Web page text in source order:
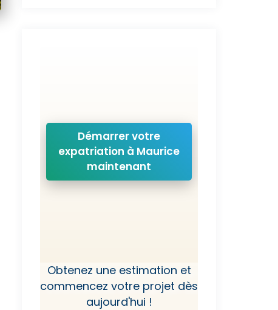
Démarrer votre
expatriation à Maurice
maintenant
Obtenez une estimation et
commencez votre projet dès
aujourd'hui !